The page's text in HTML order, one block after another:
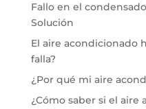
Fallo en el
Solución
El aire acondicionado
falla?
¿Por qué mi aire
¿Cómo saber si el